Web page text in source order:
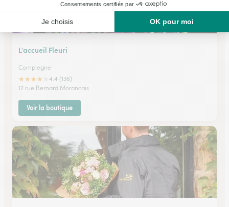
L’accueil Fleuri
Compiegne
★★★★
4.4 (136)
12 rue Bernard Morancais
Voir la boutique